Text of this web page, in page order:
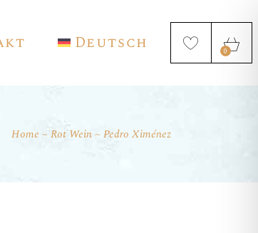
Deutsch 0
Home Rot Wein Pedro Ximénez